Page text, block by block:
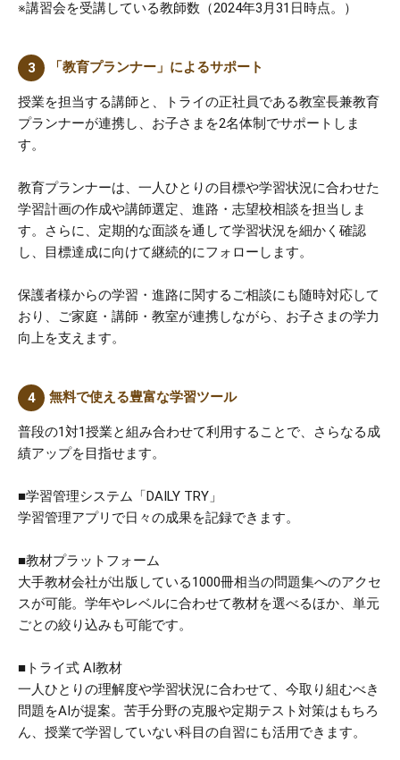
※講習会を受講している教師数（2024年3月31日時点。）
「教育プランナー」によるサポート
授業を担当する講師と、トライの正社員である教室長兼教育
プランナーが連携し、お子さまを2名体制でサポートしま
す。
教育プランナーは、一人ひとりの目標や学習状況に合わせた
学習計画の作成や講師選定、進路・志望校相談を担当しま
す。さらに、定期的な面談を通して学習状況を細かく確認
し、目標達成に向けて継続的にフォローします。
保護者様からの学習・進路に関するご相談にも随時対応して
おり、ご家庭・講師・教室が連携しながら、お子さまの学力
向上を支えます。
無料で使える豊富な学習ツール
普段の1対1授業と組み合わせて利用することで、さらなる成
績アップを目指せます。
■学習管理システム「DAILY TRY」
学習管理アプリで日々の成果を記録できます。
■教材プラットフォーム
大手教材会社が出版している1000冊相当の問題集へのアクセ
スが可能。学年やレベルに合わせて教材を選べるほか、単元
ごとの絞り込みも可能です。
■トライ式 AI教材
一人ひとりの理解度や学習状況に合わせて、今取り組むべき
問題をAIが提案。苦手分野の克服や定期テスト対策はもちろ
ん、授業で学習していない科目の自習にも活用できます。